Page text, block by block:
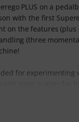
PLUS on a
with the first
on the features (plus
(three
for experimenting